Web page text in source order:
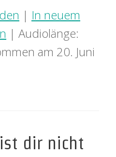
| In neuem
| Audiolänge:
am 20. Juni
dir nicht